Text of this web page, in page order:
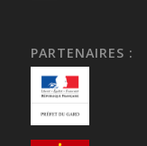
PARTENAIRES :